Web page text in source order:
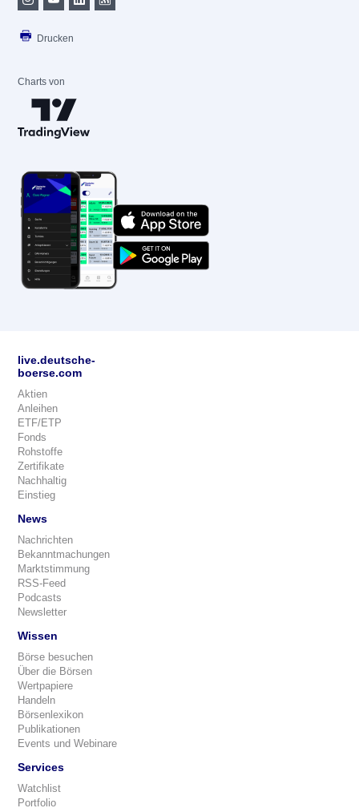
Drucken
Charts von
live.deutsche-
boerse.com
Aktien
Anleihen
ETF/ETP
Fonds
Rohstoffe
Zertifikate
Nachhaltig
Einstieg
News
Nachrichten
Bekanntmachungen
Marktstimmung
RSS-Feed
Podcasts
Newsletter
Wissen
Börse besuchen
Über die Börsen
Wertpapiere
Handeln
Börsenlexikon
Publikationen
Events und Webinare
Services
Watchlist
Portfolio